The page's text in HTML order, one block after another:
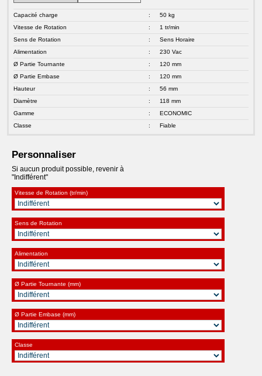
Capacité charge :
50 kg
Vitesse de Rotation
:
1 tr/min
Sens de Rotation
:
Sens Horaire
Alimentation
:
230 Vac
Ø Partie Tournante
:
120 mm
Ø Partie Embase
:
120 mm
Hauteur
:
56 mm
Diamètre
:
118 mm
Gamme
:
ECONOMIC
Classe
: Fiable
Personnaliser
Si aucun produit possible, revenir à
"Indifférent"
Vitesse de Rotation (tr/min)
Sens de Rotation
Alimentation
Ø Partie Tournante (mm)
Ø Partie Embase (mm)
Classe